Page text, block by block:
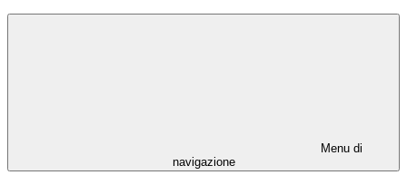
Menu di
navigazione